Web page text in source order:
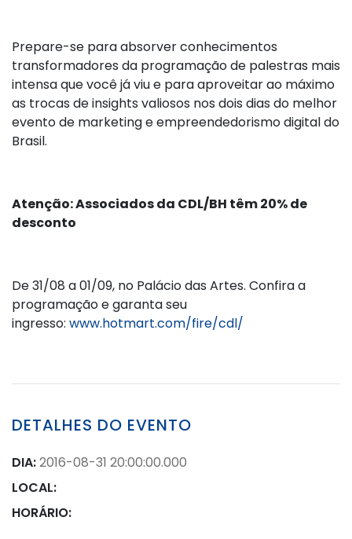
Prepare-se para absorver conhecimentos
transformadores da programação de palestras mais
intensa que você já viu e para aproveitar ao máximo
as trocas de insights valiosos nos dois dias do melhor
evento de marketing e empreendedorismo digital do
Brasil.
Atenção: Associados da CDL/BH têm 20% de
desconto
De 31/08 a 01/09, no Palácio das Artes. Confira a
programação e garanta seu
ingresso: www.hotmart.com/fire/cdl/
DETALHES DO EVENTO
DIA:2016-08-31 20:00:00.000
LOCAL:
HORÁRIO: